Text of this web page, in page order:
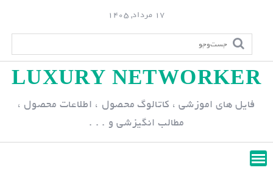
p
n
17 مرداد, 1405
LUXURY NETWORKER
فایل های اموزشی ، کاتالوگ محصول ، اطلاعات محصول ،
مطالب انگیزشی و . . .